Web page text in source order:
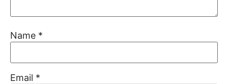
Name *
Email *